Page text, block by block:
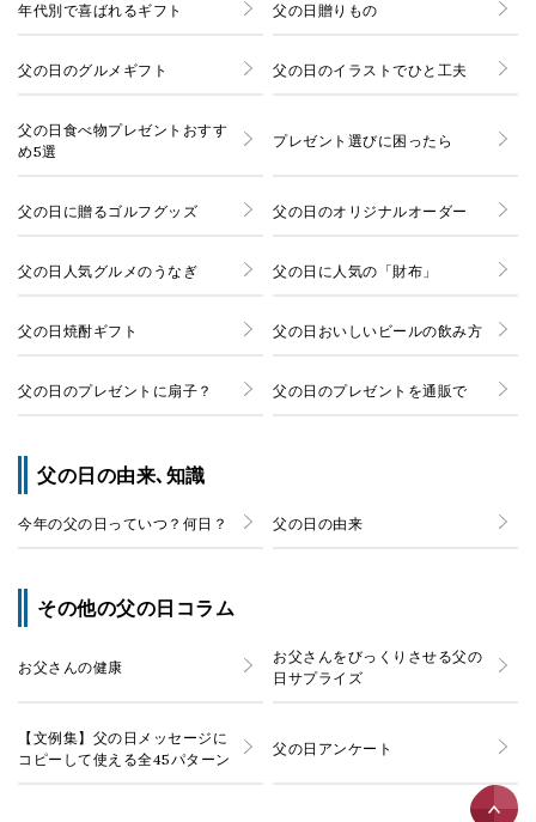
年代別で喜ばれるギフト 父の日贈りもの
父の日のグルメギフト 父の日のイラストでひと工夫
父の日食べ物プレゼントおすす
め5選
プレゼント選びに困ったら
父の日に贈るゴルフグッズ 父の日のオリジナルオーダー
父の日人気グルメのうなぎ 父の日に人気の「財布」
父の日焼酎ギフト 父の日おいしいビールの飲み方
父の日のプレゼントに扇子？ 父の日のプレゼントを通販で
父の日の由来､知識
今年の父の日っていつ？何日？ 父の日の由来
その他の父の日コラム
お父さんの健康
お父さんをびっくりさせる父の
日サプライズ
【文例集】父の日メッセージに
コピーして使える全45パターン
父の日アンケート